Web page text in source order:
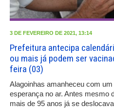
3 DE FEVEREIRO DE 2021, 13:14
Prefeitura antecipa
ou mais já podem ser
feira (03)
Alagoinhas amanheceu com
esperança no ar. Antes mesmo
mais de 95 anos já se